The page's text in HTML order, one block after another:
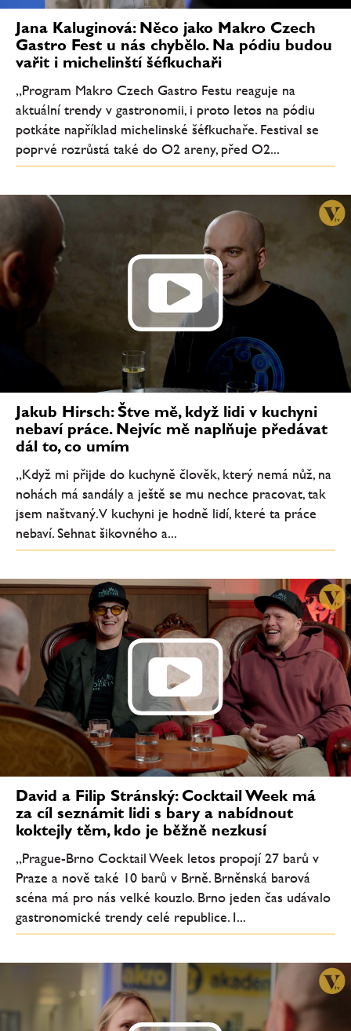
Jana Kaluginová: Něco jako Makro Czech
Gastro Fest u nás chybělo. Na pódiu budou
vařit i michelinští šéfkuchaři
„Program Makro Czech Gastro Festu reaguje na
aktuální trendy v gastronomii, i proto letos na pódiu
potkáte například michelinské šéfkuchaře. Festival se
poprvé rozrůstá také do O2 areny, před O2...
Jakub Hirsch: Štve mě, když lidi v kuchyni
nebaví práce. Nejvíc mě naplňuje předávat
dál to, co umím
„Když mi přijde do kuchyně člověk, který nemá nůž, na
nohách má sandály a ještě se mu nechce pracovat, tak
jsem naštvaný. V kuchyni je hodně lidí, které ta práce
nebaví. Sehnat šikovného a...
David a Filip Stránský: Cocktail Week má
za cíl seznámit lidi s bary a nabídnout
koktejly těm, kdo je běžně nezkusí
„Prague-Brno Cocktail Week letos propojí 27 barů v
Praze a nově také 10 barů v Brně. Brněnská barová
scéna má pro nás velké kouzlo. Brno jeden čas udávalo
gastronomické trendy celé republice. I...